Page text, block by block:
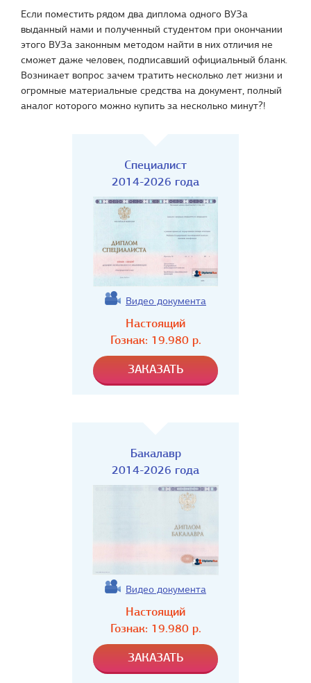
Если поместить рядом два диплома одного ВУЗа
выданный нами и полученный студентом при окончании
этого ВУЗа законным методом найти в них отличия не
сможет даже человек, подписавший официальный бланк.
Возникает вопрос зачем тратить несколько лет жизни и
огромные материальные средства на документ, полный
аналог которого можно купить за несколько минут?!
Специалист
2014-2026 года
Видео документа
Настоящий
Гознак: 19.980р.
Бакалавр
2014-2026 года
Видео документа
Настоящий
Гознак: 19.980р.